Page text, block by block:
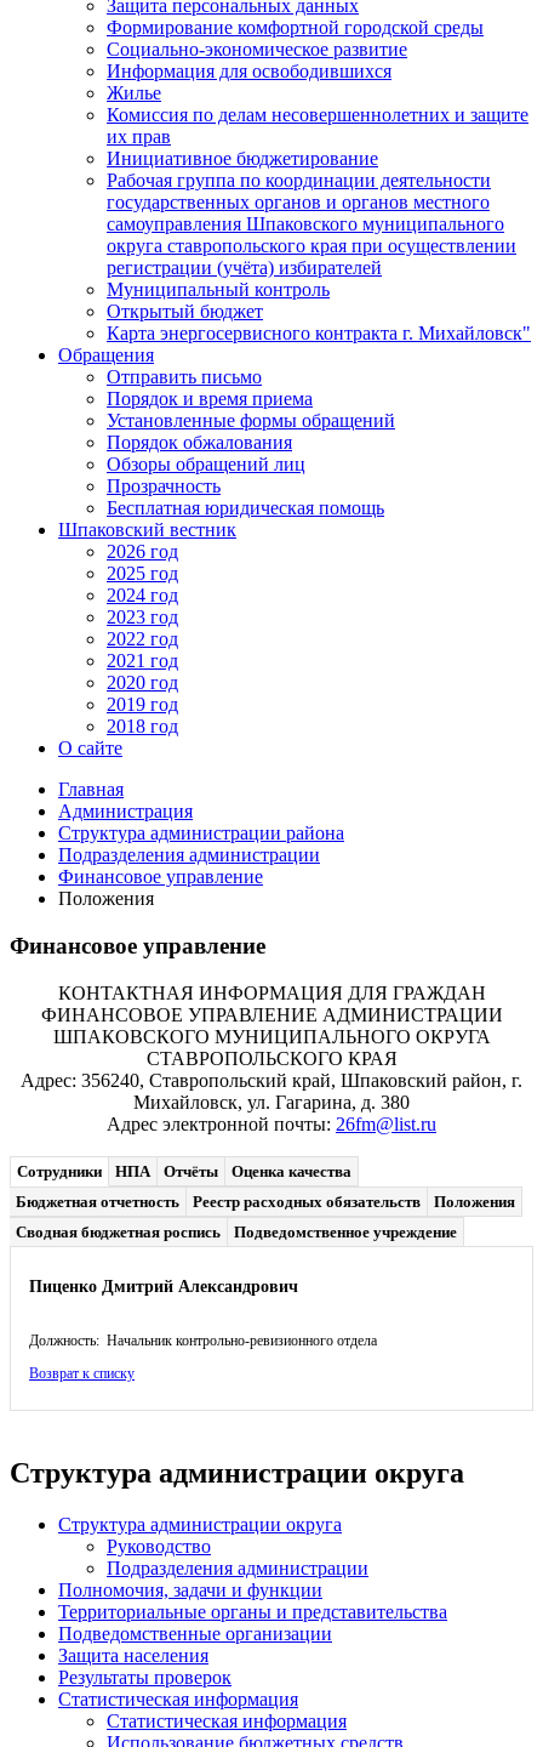
Защита персональных данных
Формирование комфортной городской среды
Социально-экономическое развитие
Информация для освободившихся
Жилье
Комиссия по делам несовершеннолетних и защите
их прав
Инициативное бюджетирование
Рабочая группа по координации деятельности
государственных органов и органов местного
самоуправления Шпаковского муниципального
округа ставропольского края при осуществлении
регистрации (учёта) избирателей
Муниципальный контроль
Открытый бюджет
Карта энергосервисного контракта г. Михайловск"
Обращения
Отправить письмо
Порядок и время приема
Установленные формы обращений
Порядок обжалования
Обзоры обращений лиц
Прозрачность
Бесплатная юридическая помощь
Шпаковский вестник
2026 год
2025 год
2024 год
2023 год
2022 год
2021 год
2020 год
2019 год
2018 год
О сайте
Главная
Администрация
Структура администрации района
Подразделения администрации
Финансовое управление
Положения
Финансовое управление
КОНТАКТНАЯ ИНФОРМАЦИЯ ДЛЯ ГРАЖДАН
ФИНАНСОВОЕ УПРАВЛЕНИЕ АДМИНИСТРАЦИИ
ШПАКОВСКОГО МУНИЦИПАЛЬНОГО ОКРУГА
СТАВРОПОЛЬСКОГО КРАЯ
Адрес: 356240, Ставропольский край, Шпаковский район, г.
Михайловск, ул. Гагарина, д. 380
Адрес электронной почты: 26fm@list.ru
Сотрудники НПА Отчёты
Оценка качества
Бюджетная отчетность
Реестр расходных обязательств
Положения
Сводная бюджетная роспись
Подведомственное учреждение
Пиценко Дмитрий Александрович
Должность: Начальник контрольно-ревизионного отдела
Возврат к списку
Структура администрации округа
Структура администрации округа
Руководство
Подразделения администрации
Полномочия, задачи и функции
Территориальные органы и представительства
Подведомственные организации
Защита населения
Результаты проверок
Статистическая информация
Статистическая информация
Использование бюджетных средств